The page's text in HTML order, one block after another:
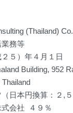
(Thailand)
務等
５）年４月１日
Building, 952
日本円換算：２,
会社 ４９％